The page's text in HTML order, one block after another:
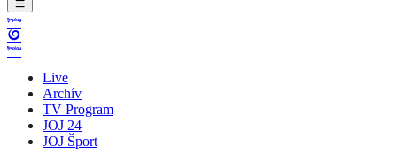
Live
Archív
TV Program
JOJ 24
JOJ Šport